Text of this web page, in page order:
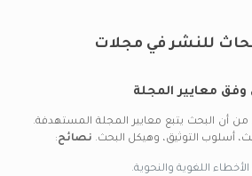
للنشر في مجلات
وفق معايير المجلة
من أن البحث يتبع معايير المجلة المستهدفة.
أسلوب التوثيق، وهيكل البحث. نصائح:
اللغوية والنحوية.